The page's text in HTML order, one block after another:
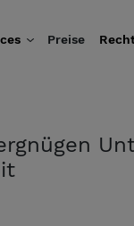
Preise